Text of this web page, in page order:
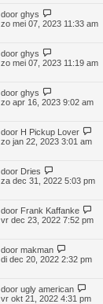
door ghys
zo mei 07, 2023 11:33 am
door ghys
zo mei 07, 2023 11:19 am
door ghys
zo apr 16, 2023 9:02 am
door H Pickup Lover
zo jan 22, 2023 3:01 am
door Dries
za dec 31, 2022 5:03 pm
door Frank Kaffanke
vr dec 23, 2022 7:52 pm
door makman
di dec 20, 2022 2:32 pm
door ugly american
vr okt 21, 2022 4:31 pm